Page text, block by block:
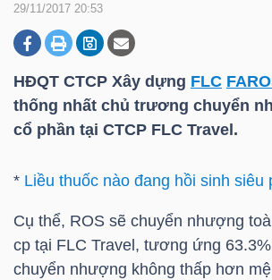
29/11/2017 20:53
HĐQT CTCP Xây dựng FLC
thống nhất chủ trương chuyển
cổ phần tại CTCP FLC Travel.
* Liều thuốc nào đang hồi sinh siêu
Cụ thể, ROS sẽ chuyển nhượng
cp tại FLC Travel, tương ứng
chuyển nhượng không thấp hơn
DOANH
NGHIỆP
ĐỘNG
SẢN